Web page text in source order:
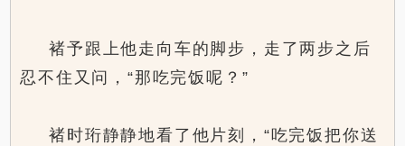
褚予跟上他走向车的脚步，走了两步之后
忍不住又问，“那吃完饭呢？”
褚时珩静静地看了他片刻，“吃完饭把你送